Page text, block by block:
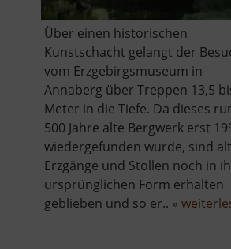
Über einen historischen
Kunstschacht gelangt der
vom Erzgebirgsmuseum in
Annaberg über Treppen 13,5
Meter in die Tiefe. Da dieses
500 Jahre alte Bergwerk erst
wiedergefunden wurde, sind
Erzgänge und Stollen noch in
ursprünglichen Form erhalten
geblieben und so er.. »